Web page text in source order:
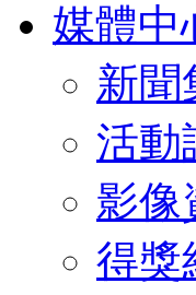
媒體中
新聞
活動
影像
得獎